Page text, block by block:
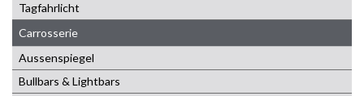
Tagfahrlicht
Carrosserie
Aussenspiegel
Bullbars & Lightbars